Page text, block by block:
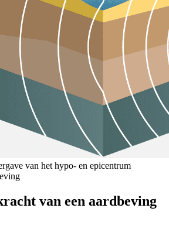
van het hypo- en epicentrum
van een aardbeving